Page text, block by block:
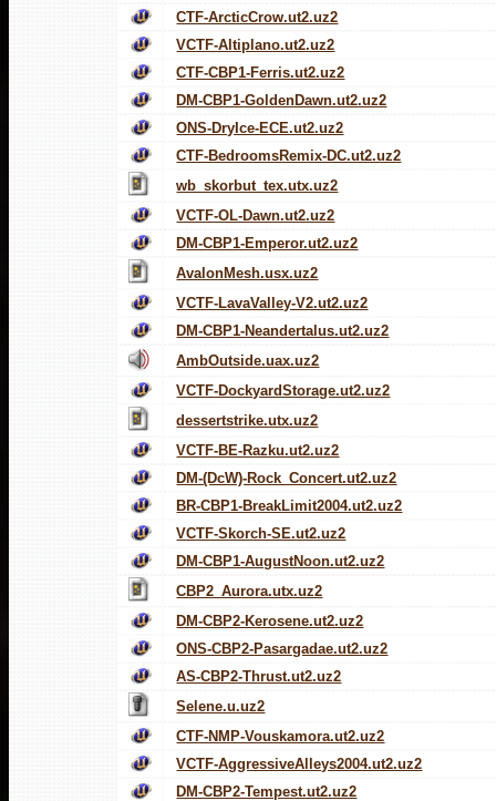
CTF-ArcticCrow.ut2.uz2
VCTF-Altiplano.ut2.uz2
CTF-CBP1-Ferris.ut2.uz2
DM-CBP1-GoldenDawn.ut2.uz2
ONS-DryIce-ECE.ut2.uz2
CTF-BedroomsRemix-DC.ut2.uz2
wb_skorbut_tex.utx.uz2
VCTF-OL-Dawn.ut2.uz2
DM-CBP1-Emperor.ut2.uz2
AvalonMesh.usx.uz2
VCTF-LavaValley-V2.ut2.uz2
DM-CBP1-Neandertalus.ut2.uz2
AmbOutside.uax.uz2
VCTF-DockyardStorage.ut2.uz2
dessertstrike.utx.uz2
VCTF-BE-Razku.ut2.uz2
DM-(DcW)-Rock_Concert.ut2.uz2
BR-CBP1-BreakLimit2004.ut2.uz2
VCTF-Skorch-SE.ut2.uz2
DM-CBP1-AugustNoon.ut2.uz2
CBP2_Aurora.utx.uz2
DM-CBP2-Kerosene.ut2.uz2
ONS-CBP2-Pasargadae.ut2.uz2
AS-CBP2-Thrust.ut2.uz2
Selene.u.uz2
CTF-NMP-Vouskamora.ut2.uz2
VCTF-AggressiveAlleys2004.ut2.uz2
DM-CBP2-Tempest.ut2.uz2